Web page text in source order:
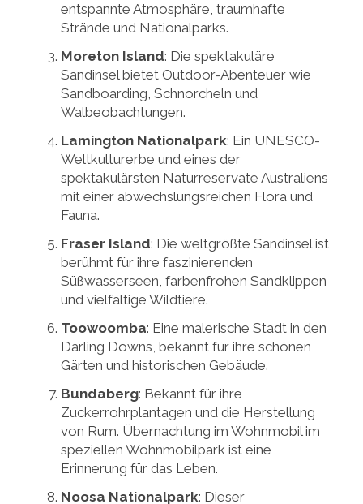
entspannte Atmosphäre, traumhafte
Strände und Nationalparks.
Moreton Island: Die spektakuläre
Sandinsel bietet Outdoor-Abenteuer wie
Sandboarding, Schnorcheln und
Walbeobachtungen.
Lamington Nationalpark: Ein UNESCO-
Weltkulturerbe und eines der
spektakulärsten Naturreservate Australiens
mit einer abwechslungsreichen Flora und
Fauna.
Fraser Island: Die weltgrößte Sandinsel ist
berühmt für ihre faszinierenden
Süßwasserseen, farbenfrohen Sandklippen
und vielfältige Wildtiere.
Toowoomba: Eine malerische Stadt in den
Darling Downs, bekannt für ihre schönen
Gärten und historischen Gebäude.
Bundaberg: Bekannt für ihre
Zuckerrohrplantagen und die Herstellung
von Rum. Übernachtung im Wohnmobil im
speziellen Wohnmobilpark ist eine
Erinnerung für das Leben.
Noosa Nationalpark: Dieser